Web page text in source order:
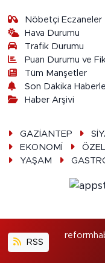
Nöbetçi Eczaneler
Hava Durumu
Trafik Durumu
Puan Durumu ve
Tüm Manşetler
Son Dakika
Haber Arşivi
GAZİANTEP
EKONOMİ
YAŞAM
RSS